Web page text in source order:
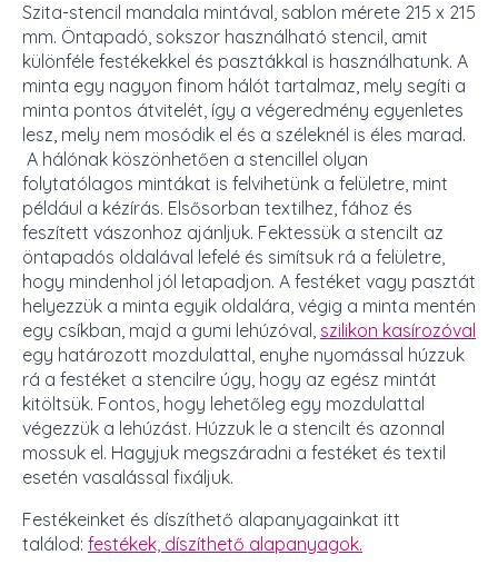
Szita-stencil mandala mintával, sablon mérete 215 x 215
mm. Öntapadó, sokszor használható stencil, amit
különféle festékekkel és pasztákkal is használhatunk. A
minta egy nagyon finom hálót tartalmaz, mely segíti a
minta pontos átvitelét, így a végeredmény egyenletes
lesz, mely nem mosódik el és a széleknél is éles marad.
A hálónak köszönhetően a stencillel olyan
folytatólagos mintákat is felvihetünk a felületre, mint
például a kézírás. Elsősorban textilhez, fához és
feszített vászonhoz ajánljuk. Fektessük a stencilt az
öntapadós oldalával lefelé és simítsuk rá a felületre,
hogy mindenhol jól letapadjon. A festéket vagy pasztát
helyezzük a minta egyik oldalára, végig a minta mentén
egy csíkban, majd a gumi lehúzóval, szilikon kasírozóval
egy határozott mozdulattal, enyhe nyomással húzzuk
rá a festéket a stencilre úgy, hogy az egész mintát
kitöltsük. Fontos, hogy lehetőleg egy mozdulattal
végezzük a lehúzást. Húzzuk le a stencilt és azonnal
mossuk el. Hagyjuk megszáradni a festéket és textil
esetén vasalással fixáljuk.
Festékeinket és díszíthető alapanyagainkat itt
találod: festékek, díszíthető alapanyagok.